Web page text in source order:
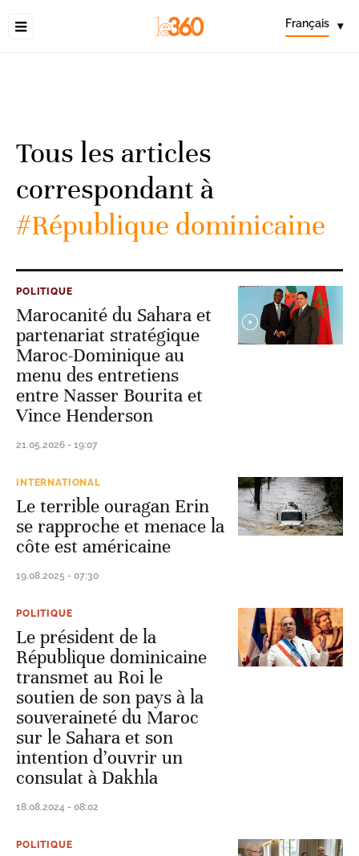
Français ▾
Tous les articles
correspondant à
#République dominicaine
POLITIQUE
Marocanité du Sahara et
partenariat stratégique
Maroc-Dominique au
menu des entretiens
entre Nasser Bourita et
Vince Henderson
21.05.2026 - 19:07
INTERNATIONAL
Le terrible ouragan Erin
se rapproche et menace la
côte est américaine
19.08.2025 - 07:30
POLITIQUE
Le président de la
République dominicaine
transmet au Roi le
soutien de son pays à la
souveraineté du Maroc
sur le Sahara et son
intention d’ouvrir un
consulat à Dakhla
18.08.2024 - 08:02
POLITIQUE